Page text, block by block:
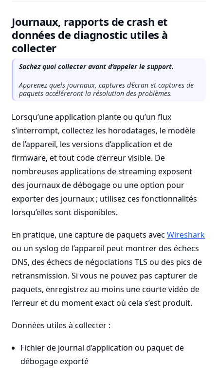
Journaux, rapports de crash et
données de diagnostic utiles à
collecter
Sachez quoi collecter avant d’appeler le support.
Apprenez quels journaux, captures d’écran et captures de
paquets accéléreront la résolution des problèmes.
Lorsqu’une application plante ou qu’un flux
s’interrompt, collectez les horodatages, le modèle
de l’appareil, les versions d’application et de
firmware, et tout code d’erreur visible. De
nombreuses applications de streaming exposent
des journaux de débogage ou une option pour
exporter des journaux ; utilisez ces fonctionnalités
lorsqu’elles sont disponibles.
En pratique, une capture de paquets avec Wireshark
ou un syslog de l’appareil peut montrer des échecs
DNS, des échecs de négociations TLS ou des pics de
retransmission. Si vous ne pouvez pas capturer de
paquets, enregistrez au moins une courte vidéo de
l’erreur et du moment exact où cela s’est produit.
Données utiles à collecter :
Fichier de journal d’application ou paquet de
débogage exporté